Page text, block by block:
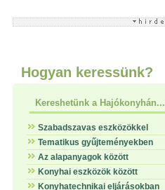
Hogyan keressünk?
Kereshetünk a Hajókonyhán...
Szabadszavas eszközökkel
Tematikus gyűjteményekben
Az alapanyagok között
Konyhai eszközök között
Konyhatechnikai eljárásokban